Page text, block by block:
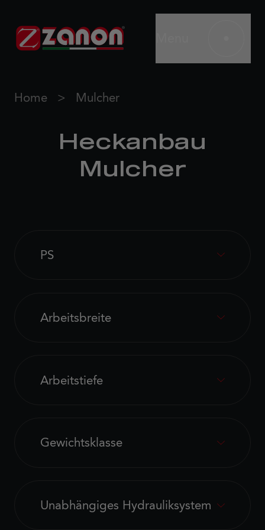
Home Mulcher
Heckanbau
Mulcher
PS
Arbeitsbreite
Arbeitstiefe
Gewichtsklasse
Unabhängiges Hydrauliksystem